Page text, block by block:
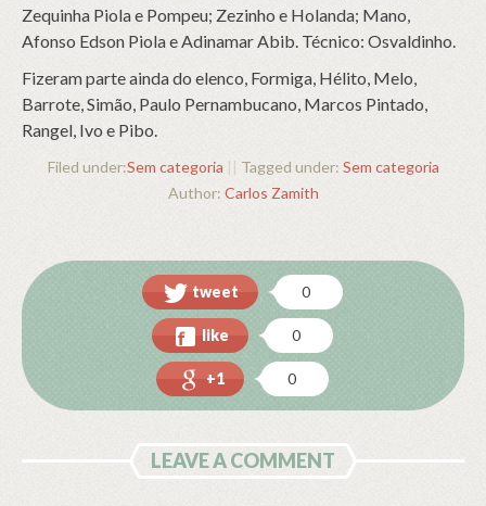
Zequinha Piola e Pompeu; Zezinho e Holanda; Mano,
Afonso Edson Piola e Adinamar Abib. Técnico: Osvaldinho.
Fizeram parte ainda do elenco, Formiga, Hélito, Melo,
Barrote, Simão, Paulo Pernambucano, Marcos Pintado,
Rangel, Ivo e Pibo.
Filed under:Sem categoria || Tagged under: Sem categoria
Author: Carlos Zamith
tweet 0
like 0
+1 0
LEAVE A COMMENT